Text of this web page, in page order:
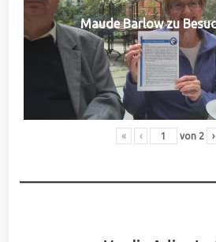
Maude Barlow zu
« ‹ von 2 ›